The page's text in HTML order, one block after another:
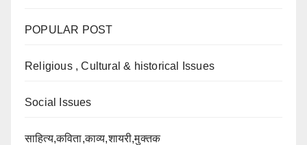
POPULAR POST
Religious , Cultural & historical Issues
Social Issues
साहित्य,कविता,काव्य,शायरी,मुक्तक